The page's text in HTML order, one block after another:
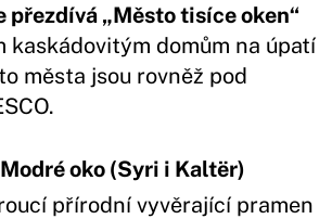
přezdívá „Město tisíce oken“
kaskádovitým domům na úpatí
města jsou rovněž pod
oko (Syri i Kaltër)
přírodní vyvěrající pramen